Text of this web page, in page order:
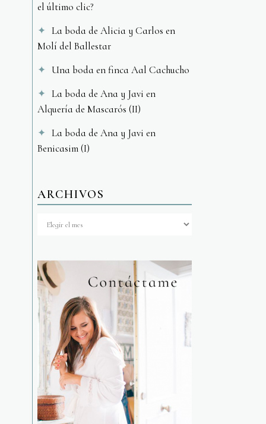
el último clic?
La boda de Alicia y Carlos en
Molí del Ballestar
Una boda en finca Aal Cachucho
La boda de Ana y Javi en
Alquería de Mascarós (II)
La boda de Ana y Javi en
Benicasim (I)
ARCHIVOS
Archivos